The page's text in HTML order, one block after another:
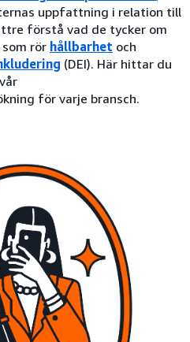
uppfattning i relation till
förstå vad de tycker om
rör hållbarhet och
(DEI). Här hittar du
för varje bransch.